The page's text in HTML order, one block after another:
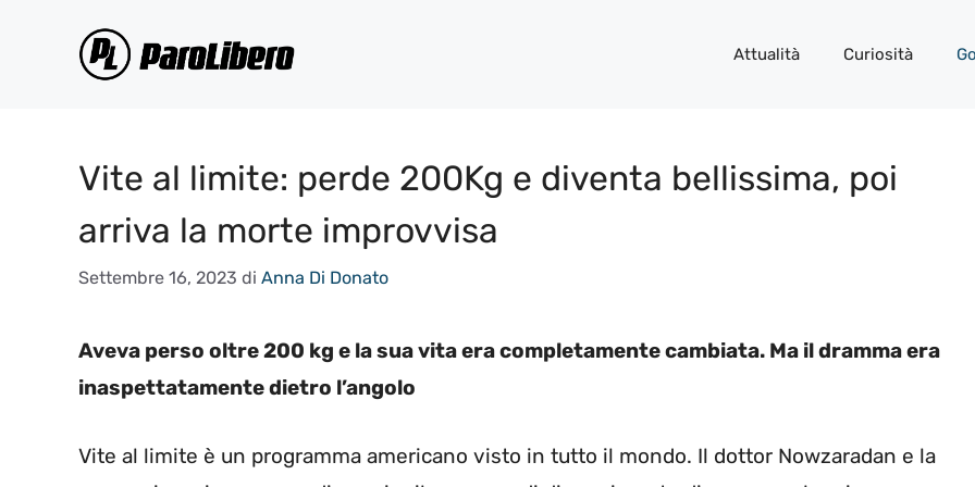
Attualità Curiosità
Vite al limite: perde 200Kg e diventa bellissima, poi
arriva la morte improvvisa
Settembre 16, 2023 di Anna Di Donato
Aveva perso oltre 200 kg e la sua vita era completamente cambiata. Ma il dramma era
inaspettatamente dietro l’angolo
Vite al limite è un programma americano visto in tutto il mondo. Il dottor Nowzaradan e la